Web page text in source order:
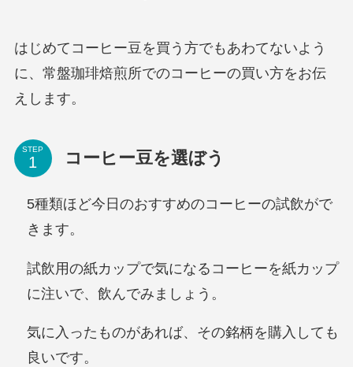
はじめてコーヒー豆を買う方でもあわてないよう
に、常盤珈琲焙煎所でのコーヒーの買い方をお伝
えします。
STEP コーヒー豆を選ぼう
5種類ほど今日のおすすめのコーヒーの試飲がで
きます。
試飲用の紙カップで気になるコーヒーを紙カップ
に注いで、飲んでみましょう。
気に入ったものがあれば、その銘柄を購入しても
良いです。